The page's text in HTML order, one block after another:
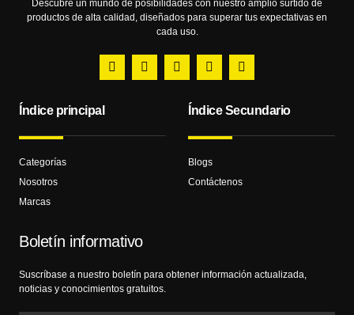
Descubre un mundo de posibilidades con nuestro amplio surtido de
productos de alta calidad, diseñados para superar tus expectativas en
cada uso.
Índice principal
Categorías
Nosotros
Marcas
Índice Secundario
Blogs
Contáctenos
Boletín informativo
Suscríbase a nuestro boletín para obtener información actualizada,
noticias y conocimientos gratuitos.